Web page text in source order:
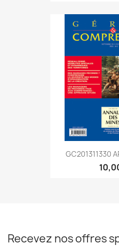
GC201311330
Recevez nos offres